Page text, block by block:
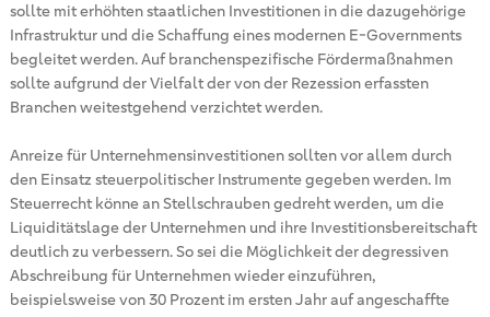
sollte mit erhöhten staatlichen Investitionen in die dazugehörige
Infrastruktur und die Schaffung eines modernen E-Governments
begleitet werden. Auf branchenspezifische Fördermaßnahmen
sollte aufgrund der Vielfalt der von der Rezession erfassten
Branchen weitestgehend verzichtet werden.
Anreize für Unternehmensinvestitionen sollten vor allem durch
den Einsatz steuerpolitischer Instrumente gegeben werden. Im
Steuerrecht könne an Stellschrauben gedreht werden, um die
Liquiditätslage der Unternehmen und ihre Investitionsbereitschaft
deutlich zu verbessern. So sei die Möglichkeit der degressiven
Abschreibung für Unternehmen wieder einzuführen,
beispielsweise von 30 Prozent im ersten Jahr auf angeschaffte